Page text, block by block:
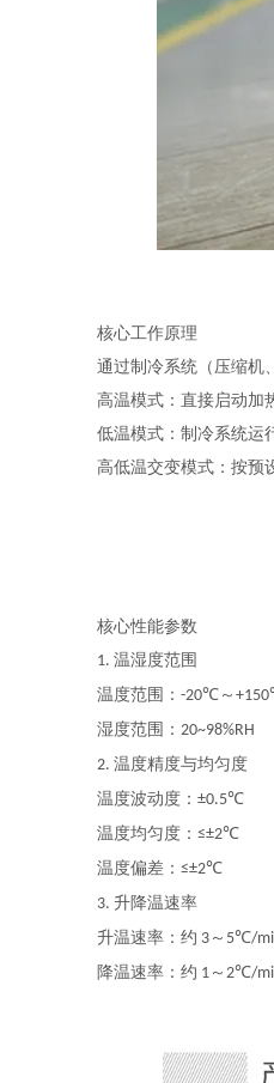
核心工作原理
通过制冷系统（压缩机
高温模式：直接启动加
低温模式：制冷系统运
高低温交变模式：按预
核心性能参数
1. 温湿度范围
温度范围： -20℃ ～
湿度范围： 20~98%RH
2. 温度精度与均匀度
温度波动度： ±0.5℃
温度均匀度： ≤±2℃
温度偏差： ≤±2℃
3. 升降温速率
升温速率：约 3 ～ 5℃/
降温速率：约 1 ～ 2℃/